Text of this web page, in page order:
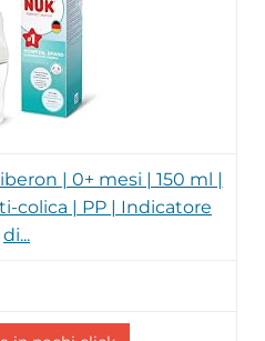
| 0+ mesi | 150 ml |
colica | PP | Indicatore
di...